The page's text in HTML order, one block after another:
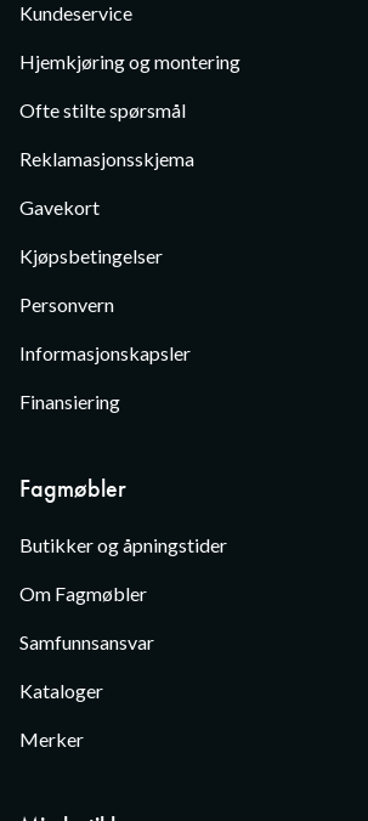
Kundeservice
Hjemkjøring og montering
Ofte stilte spørsmål
Reklamasjonsskjema
Gavekort
Kjøpsbetingelser
Personvern
Informasjonskapsler
Finansiering
Fagmøbler
Butikker og åpningstider
Om Fagmøbler
Samfunnsansvar
Kataloger
Merker